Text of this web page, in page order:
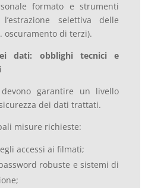
formato e strumenti
selettiva delle
oscuramento di terzi).
dati: obblighi tecnici e
garantire un livello
dei dati trattati.
misure richieste:
accessi ai filmati;
robuste e sistemi di